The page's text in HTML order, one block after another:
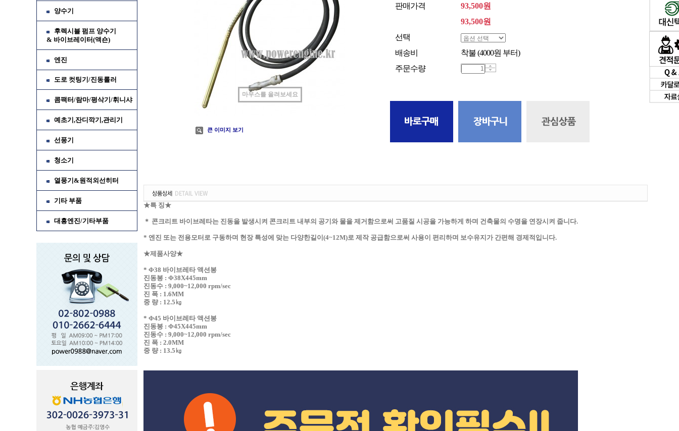
양수기
후렉시블 펌프 양수기
& 바이브레이터(액숀)
엔진
도로 컷팅기/진동롤러
콤팩터/람마/평삭기/휘니샤
예초기,잔디깍기,관리기
선풍기
청소기
열풍기&원적외선히터
기타 부품
대흥엔진/기타부품
마우스를 올려보세요
큰 이미지 보기
판매가격
93,500원
93,500원
선택
배송비
착불 (4000원 부터)
주문수량
★특 징★
＊ 콘크리트 바이브레타는 진동을 발생시켜 콘크리트 내부의 공기와 물을 제거함으로써 고품질 시공을 가능하게 하며 건축물의 수명을 연장시켜 줍니다.
* 엔진 또는 전용모터로 구동하며 현장 특성에 맞는 다양한길이(4~12M)로 제작 공급함으로써 사용이 편리하며 보수유지가 간편해 경제적입니다.
★제품사양★
* Φ38 바이브레타 액션봉
진동봉 : Φ38X445mm
진동수 : 9,000~12,000 rpm/sec
진 폭 : 1.6MM
중 량 : 12.5㎏
* Φ45 바이브레타 액션봉
진동봉 : Φ45X445mm
진동수 : 9,000~12,000 rpm/sec
진 폭 : 2.0MM
중 량 : 13.5㎏